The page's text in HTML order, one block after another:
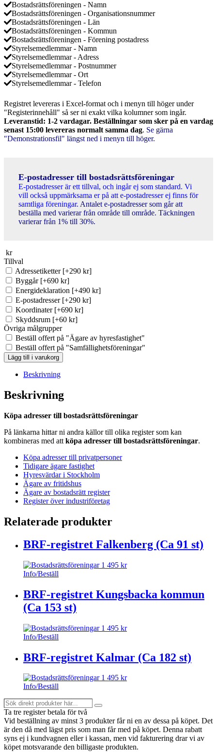
Bostadsrättsföreningen - Namn
Bostadsrättsföreningen - Organisationsnummer
Bostadsrättsföreningen - Län
Bostadsrättsföreningen - Kommun
Bostadsrättsföreningen - Förening postadress
Styrelsemedlemmar - Namn
Styrelsemedlemmar - Adress
Styrelsemedlemmar - Postnummer
Styrelsemedlemmar - Ort
Styrelsemedlemmar - Telefon
Registret levereras i Excel-format och i menyn till höger under
"Registerinnehåll" så ser ni exakt vilka kolumner som ingår.
Leveranstid: 1-2 vardagar. Beställningar som sker på en vardag
senast 15:00 levereras normalt samma dag. Se gärna
"Demonstrationsfil" längst ned i menyn till höger.
E-postadresser till bostadsrättsföreningar
E-postadresser är ett tillval, och ingår ej som standard. Vi
vill också uppmärksama er på att e-postadresser ej finns för
samtliga föreningar. Antalet e-postadresser som går att
beställa med varierar från område till område. Täckningen
varierar från 1% till 30%.
kr
Tillval
Adressetiketter [+290 kr]
Byggår [+690 kr]
Energideklaration [+490 kr]
E-postadresser [+290 kr]
Koordinater [+690 kr]
Skyddsrum [+60 kr]
Övriga målgrupper
Beställ offert på "Ägare av hyresfastighet"
Beställ offert på "Samfällighetsföreningar"
BRF-
registret
Dorotea
2
st)
Lägg till i varukorg
Beskrivning
Beskrivning
Köpa adresser till bostadsrättsföreningar
På länkarna hittar ni andra källor till olika register som kan
kombineras med att köpa adresser till bostadsrättsföreningar.
Köpa adresser till privatpersoner
Tidigare ägare fastighet
Hyresvärdar i Stockholm
Ägare av fritidshus
Ägare av bostadsrätt register
Register över industriföretag
Relaterade produkter
BRF-registret Falkenberg (Ca 91 st)
1 495 kr
Info/Beställ
BRF-registret Kungsbacka kommun
(Ca 153 st)
1 495 kr
Info/Beställ
BRF-registret Kalmar (Ca 182 st)
1 495 kr
Info/Beställ
Sök
direkt
produkter
här...
Search
Ta tre register betala för två
Vid beställning av minst 3 produkter får ni en av dessa på köpet. Det
är den då med lägst pris som man får med på köpet. Denna rabatt
syns ej i kundvagnen eller i kassan, men vid fakturering drar vi av
köpet motsvarande den billigaste produkten.